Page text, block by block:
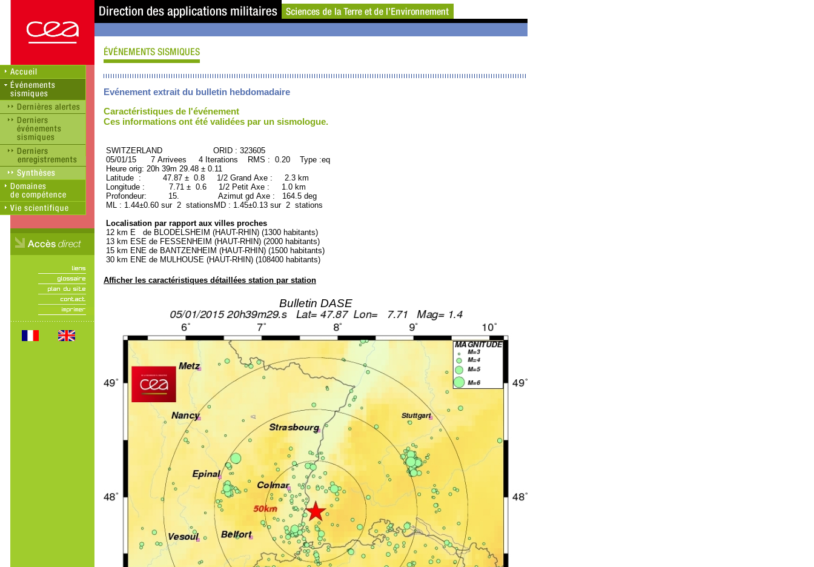
Evénement extrait du bulletin hebdomadaire
Caractéristiques de l'événement
Ces informations ont été validées par un sismologue.
SWITZERLAND ORID : 323605
05/01/15 7 Arrivees 4 Iterations RMS : 0.20 Type :eq
Heure orig: 20h 39m 29.48 ± 0.11
Latitude : 47.87 ± 0.8 1/2 Grand Axe : 2.3 km
Longitude : 7.71 ± 0.6 1/2 Petit Axe : 1.0 km
Profondeur: 15. Azimut gd Axe : 164.5 deg
ML : 1.44±0.60 sur 2 stationsMD : 1.45±0.13 sur 2 stations
Localisation par rapport aux villes proches
12 km E de BLODELSHEIM (HAUT-RHIN) (1300 habitants)
13 km ESE de FESSENHEIM (HAUT-RHIN) (2000 habitants)
15 km ENE de BANTZENHEIM (HAUT-RHIN) (1500 habitants)
30 km ENE de MULHOUSE (HAUT-RHIN) (108400 habitants)
Afficher les caractéristiques détaillées station par station
Bulletin DASE